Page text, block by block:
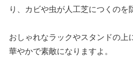
り、カビや虫が人工芝につくのを
おしゃれなラックやスタンドの上
華やかで素敵になりますよ。